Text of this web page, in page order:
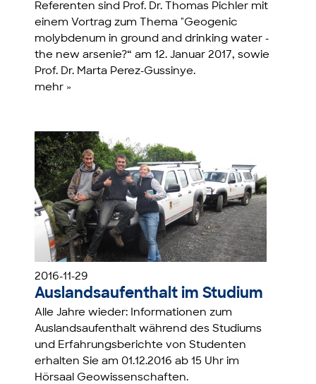
Referenten sind Prof. Dr. Thomas Pichler mit
einem Vortrag zum Thema "Geogenic
molybdenum in ground and drinking water -
the new arsenie?“ am 12. Januar 2017, sowie
Prof. Dr. Marta Perez-Gussinye.
mehr »
2016-11-29
Auslandsaufenthalt im Studium
Alle Jahre wieder: Informationen zum
Auslandsaufenthalt während des Studiums
und Erfahrungsberichte von Studenten
erhalten Sie am 01.12.2016 ab 15 Uhr im
Hörsaal Geowissenschaften.